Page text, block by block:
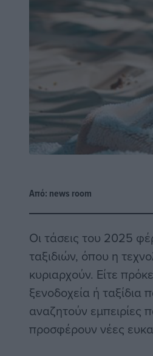
Από: news room
Οι τάσεις του 2025
ταξιδιών, όπου η
κυριαρχούν. Είτε
ξενοδοχεία ή ταξίδια
αναζητούν εμπειρίες
προσφέρουν νέες